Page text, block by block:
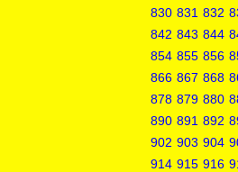
830 831 832
842 843 844
854 855 856
866 867 868
878 879 880
890 891 892
902 903 904
914 915 916